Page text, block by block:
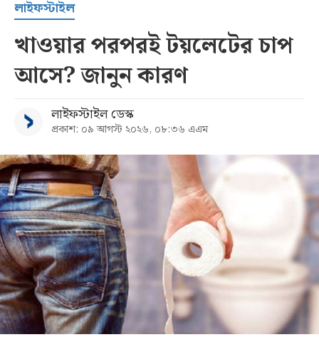
লাইফস্টাইল
খাওয়ার পরপরই টয়লেটের চাপ
আসে? জানুন কারণ
লাইফস্টাইল ডেস্ক
প্রকাশ: ০৯ আগস্ট ২০২৬, ০৮:৩৬ এএম